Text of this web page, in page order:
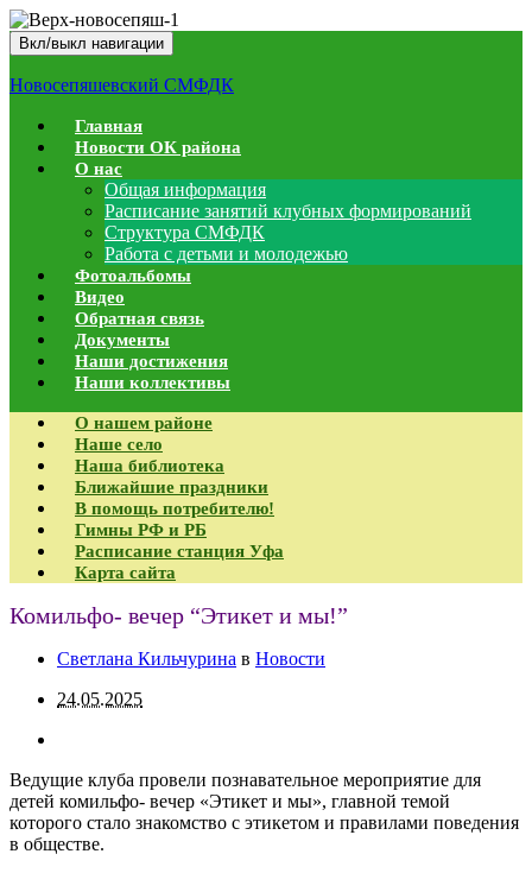
Вкл/выкл навигации
Новосепяшевский СМФДК
Главная
Новости ОК района
О нас
Общая информация
Расписание занятий клубных формирований
Структура СМФДК
Работа с детьми и молодежью
Фотоальбомы
Видео
Обратная связь
Документы
Наши достижения
Наши коллективы
О нашем районе
Наше село
Наша библиотека
Ближайшие праздники
В помощь потребителю!
Гимны РФ и РБ
Расписание станция Уфа
Карта сайта
Комильфо- вечер “Этикет и мы!”
Светлана Кильчурина в Новости
24.05.2025
Ведущие клуба провели познавательное мероприятие для
детей комильфо- вечер «Этикет и мы», главной темой
которого стало знакомство с этикетом и правилами поведения
в обществе.